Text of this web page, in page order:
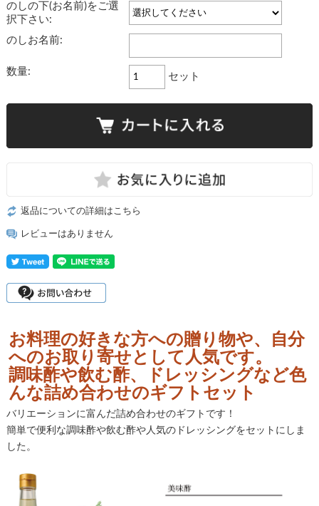
のしの下(お名前)をご選
択下さい:
のしお名前:
数量: セット
返品についての詳細はこちら
レビューはありません
お料理の好きな方への贈り物や、自分
へのお取り寄せとして人気です。
調味酢や飲む酢、ドレッシングなど色
んな詰め合わせのギフトセット
バリエーションに富んだ詰め合わせのギフトです！
簡単で便利な調味酢や飲む酢や人気のドレッシングをセットにしま
した。